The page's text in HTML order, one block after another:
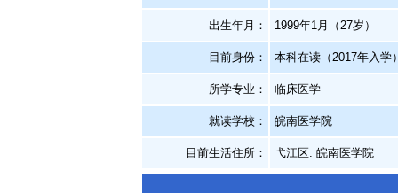
出生年月： 1999年1月（27岁）
目前身份： 本科在读（2017年入学
所学专业： 临床医学
就读学校： 皖南医学院
目前生活住所： 弋江区. 皖南医学院